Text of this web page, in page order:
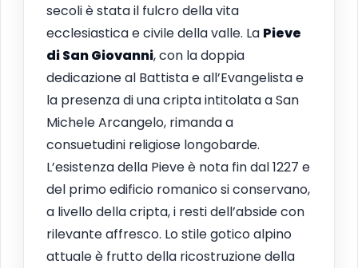
secoli è stata il fulcro della vita
ecclesiastica e civile della valle. La Pieve
di San Giovanni, con la doppia
dedicazione al Battista e all’Evangelista e
la presenza di una cripta intitolata a San
Michele Arcangelo, rimanda a
consuetudini religiose longobarde.
L’esistenza della Pieve è nota fin dal 1227 e
del primo edificio romanico si conservano,
a livello della cripta, i resti dell’abside con
rilevante affresco. Lo stile gotico alpino
attuale è frutto della ricostruzione della